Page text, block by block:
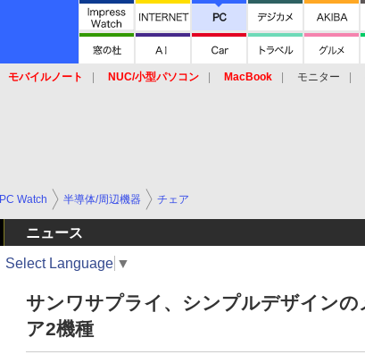
モバイルノート NUC/小型パソコン MacBook モニター
PC Watch 半導体/周辺機器 チェア
ニュース
Select Language ▼
サンワサプライ、シンプルデザイン
ア2機種